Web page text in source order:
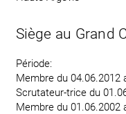
Siège au Grand
Période:
Membre du 04.06.2012
Scrutateur-trice du
Membre du 01.06.2002